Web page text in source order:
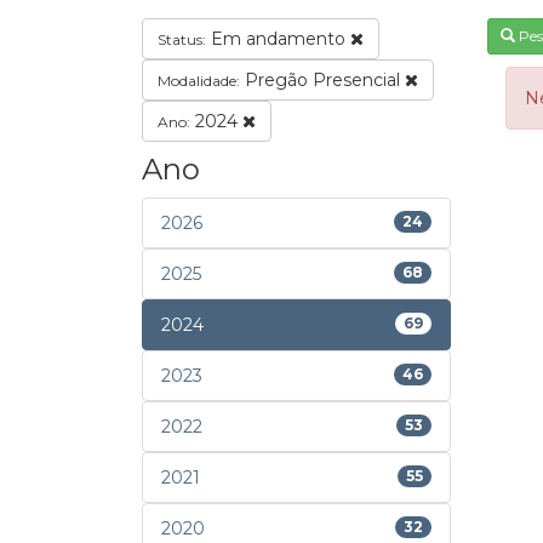
Status: Em andamento
Modalidade: Pregão Presencial
Ano: 2024
Ano
2026 24
2025 68
2024 69
2023 46
2022 53
2021 55
2020 32